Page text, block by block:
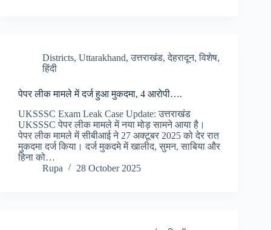
Districts, Uttarakhand,उत्तराखंड,देहरादून,विशेष,
हिंदी
पेपर लीक मामले में दर्ज हुआ मुकदमा, 4 आरोपी….
UKSSSC Exam Leak Case Update: उत्तराखंड
UKSSSC पेपर लीक मामले में नया मोड़ सामने आया है।
पेपर लीक मामले में सीबीआई ने 27 अक्टूबर 2025 को देर रात
मुकदमा दर्ज किया। दर्ज मुकदमे में खालीद, सुमन, साबिया और
हिना को…
Rupa
28 October 2025